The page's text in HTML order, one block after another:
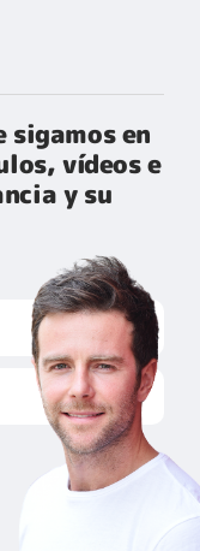
sigamos en
vídeos e
y su